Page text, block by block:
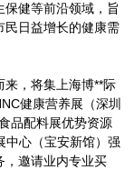
健等前沿领域，旨
民日益增长的健康需
来，将集上海博**际
健康营养展（深圳
品配料展优势资源
中心（宝安新馆）强
，邀请业内专业买